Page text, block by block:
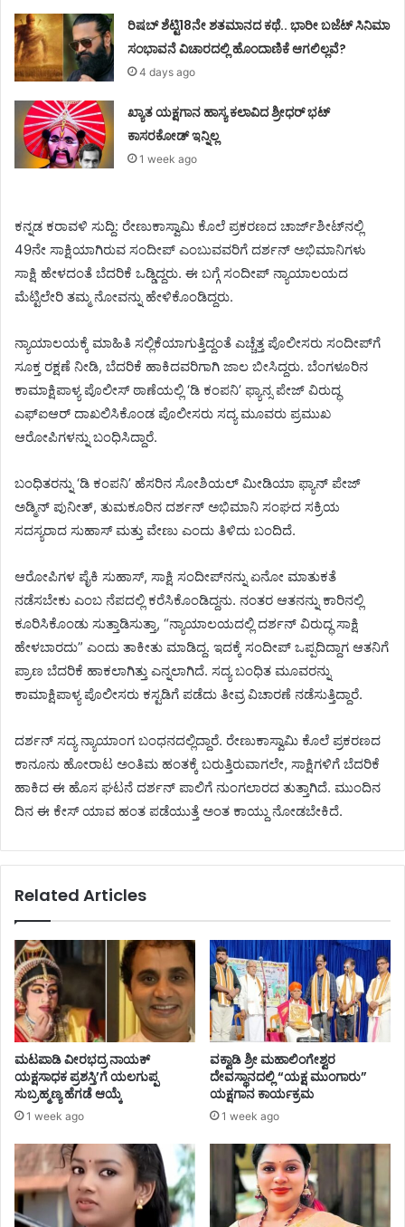
ರಿಷಬ್ ಶೆಟ್ಟಿ18ನೇ ಶತಮಾನದ ಕಥೆ.. ಭಾರೀ ಬಜೆಟ್ ಸಿನಿಮಾ
ಸಂಭಾವನೆ ವಿಚಾರದಲ್ಲಿ ಹೊಂದಾಣಿಕೆ ಆಗಲಿಲ್ಲವೆ?
4 days ago
ಖ್ಯಾತ ಯಕ್ಷಗಾನ ಹಾಸ್ಯ ಕಲಾವಿದ ಶ್ರೀಧರ್ ಭಟ್
ಕಾಸರಕೋಡ್ ಇನ್ನಿಲ್ಲ
1 week ago
ಕನ್ನಡ ಕರಾವಳಿ ಸುದ್ದಿ: ರೇಣುಕಾಸ್ವಾಮಿ ಕೊಲೆ ಪ್ರಕರಣದ ಚಾರ್ಜ್‌ಶೀಟ್‌ನಲ್ಲಿ
49ನೇ ಸಾಕ್ಷಿಯಾಗಿರುವ ಸಂದೀಪ್ ಎಂಬುವವರಿಗೆ ದರ್ಶನ್ ಅಭಿಮಾನಿಗಳು
ಸಾಕ್ಷಿ ಹೇಳದಂತೆ ಬೆದರಿಕೆ ಒಡ್ಡಿದ್ದರು. ಈ ಬಗ್ಗೆ ಸಂದೀಪ್ ನ್ಯಾಯಾಲಯದ
ಮೆಟ್ಟಿಲೇರಿ ತಮ್ಮ ನೋವನ್ನು ಹೇಳಿಕೊಂಡಿದ್ದರು.
ನ್ಯಾಯಾಲಯಕ್ಕೆ ಮಾಹಿತಿ ಸಲ್ಲಿಕೆಯಾಗುತ್ತಿದ್ದಂತೆ ಎಚ್ಚೆತ್ತ ಪೊಲೀಸರು ಸಂದೀಪ್‌ಗೆ
ಸೂಕ್ತ ರಕ್ಷಣೆ ನೀಡಿ, ಬೆದರಿಕೆ ಹಾಕಿದವರಿಗಾಗಿ ಜಾಲ ಬೀಸಿದ್ದರು. ಬೆಂಗಳೂರಿನ
ಕಾಮಾಕ್ಷಿಪಾಳ್ಯ ಪೊಲೀಸ್ ಠಾಣೆಯಲ್ಲಿ ‘ಡಿ ಕಂಪನಿ’ ಫ್ಯಾನ್ಸ ಪೇಜ್‌ ವಿರುದ್ಧ
ಎಫ್‌ಐಆರ್ ದಾಖಲಿಸಿಕೊಂಡ ಪೊಲೀಸರು ಸದ್ಯ ಮೂವರು ಪ್ರಮುಖ
ಆರೋಪಿಗಳನ್ನು ಬಂಧಿಸಿದ್ದಾರೆ.
ಬಂಧಿತರನ್ನು ‘ಡಿ ಕಂಪನಿ’ ಹೆಸರಿನ ಸೋಶಿಯಲ್ ಮೀಡಿಯಾ ಫ್ಯಾನ್ ಪೇಜ್
ಅಡ್ಮಿನ್‌ ಪುನೀತ್, ತುಮಕೂರಿನ ದರ್ಶನ್ ಅಭಿಮಾನಿ ಸಂಘದ ಸಕ್ರಿಯ
ಸದಸ್ಯರಾದ ಸುಹಾಸ್ ಮತ್ತು ವೇಣು ಎಂದು ತಿಳಿದು ಬಂದಿದೆ.
ಆರೋಪಿಗಳ ಪೈಕಿ ಸುಹಾಸ್, ಸಾಕ್ಷಿ ಸಂದೀಪ್‌ನನ್ನು ಏನೋ ಮಾತುಕತೆ
ನಡೆಸಬೇಕು ಎಂಬ ನೆಪದಲ್ಲಿ ಕರೆಸಿಕೊಂಡಿದ್ದನು. ನಂತರ ಆತನನ್ನು ಕಾರಿನಲ್ಲಿ
ಕೂರಿಸಿಕೊಂಡು ಸುತ್ತಾಡಿಸುತ್ತಾ, “ನ್ಯಾಯಾಲಯದಲ್ಲಿ ದರ್ಶನ್ ವಿರುದ್ಧ ಸಾಕ್ಷಿ
ಹೇಳಬಾರದು” ಎಂದು ತಾಕೀತು ಮಾಡಿದ್ದ. ಇದಕ್ಕೆ ಸಂದೀಪ್ ಒಪ್ಪದಿದ್ದಾಗ ಆತನಿಗೆ
ಪ್ರಾಣ ಬೆದರಿಕೆ ಹಾಕಲಾಗಿತ್ತು ಎನ್ನಲಾಗಿದೆ. ಸದ್ಯ ಬಂಧಿತ ಮೂವರನ್ನು
ಕಾಮಾಕ್ಷಿಪಾಳ್ಯ ಪೊಲೀಸರು ಕಸ್ಟಡಿಗೆ ಪಡೆದು ತೀವ್ರ ವಿಚಾರಣೆ ನಡೆಸುತ್ತಿದ್ದಾರೆ.
ದರ್ಶನ್ ಸದ್ಯ ನ್ಯಾಯಾಂಗ ಬಂಧನದಲ್ಲಿದ್ದಾರೆ. ರೇಣುಕಾಸ್ವಾಮಿ ಕೊಲೆ ಪ್ರಕರಣದ
ಕಾನೂನು ಹೋರಾಟ ಅಂತಿಮ ಹಂತಕ್ಕೆ ಬರುತ್ತಿರುವಾಗಲೇ, ಸಾಕ್ಷಿಗಳಿಗೆ ಬೆದರಿಕೆ
ಹಾಕಿದ ಈ ಹೊಸ ಘಟನೆ ದರ್ಶನ್ ಪಾಲಿಗೆ ನುಂಗಲಾರದ ತುತ್ತಾಗಿದೆ. ಮುಂದಿನ
ದಿನ ಈ ಕೇಸ್‌ ಯಾವ ಹಂತ ಪಡೆಯುತ್ತೆ ಅಂತ ಕಾಯ್ದು ನೋಡಬೇಕಿದೆ.
Related Articles
ಮಟಪಾಡಿ ವೀರಭದ್ರ ನಾಯಕ್
ಯಕ್ಷಸಾಧಕ ಪ್ರಶಸ್ತಿ’ಗೆ ಯಲಗುಪ್ಪ
ಸುಬ್ರಹ್ಮಣ್ಯ ಹೆಗಡೆ ಆಯ್ಕೆ
1 week ago
ವಕ್ವಾಡಿ ಶ್ರೀ ಮಹಾಲಿಂಗೇಶ್ವರ
ದೇವಸ್ಥಾನದಲ್ಲಿ “ಯಕ್ಷ ಮುಂಗಾರು”
ಯಕ್ಷಗಾನ ಕಾರ್ಯಕ್ರಮ
1 week ago